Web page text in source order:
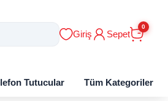
Giriş Sepet
0
Tutucular Tüm Kategoriler